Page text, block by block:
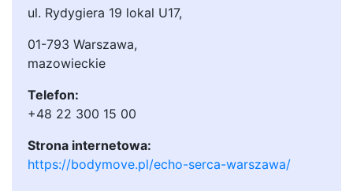
ul. Rydygiera 19 lokal U17,
01-793 Warszawa,
mazowieckie
Telefon:
+48 22 300 15 00
Strona internetowa:
https://bodymove.pl/echo-serca-warszawa/